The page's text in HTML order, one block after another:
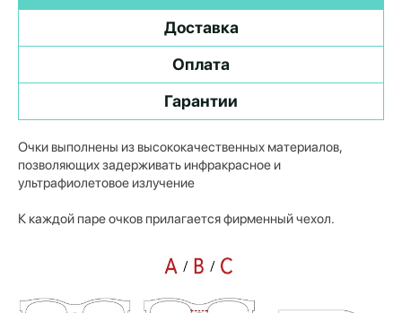
Доставка
Оплата
Гарантии
Очки выполнены из высококачественных материалов,
позволяющих задерживать инфракрасное и
ультрафиолетовое излучение
К каждой паре очков прилагается фирменный чехол.